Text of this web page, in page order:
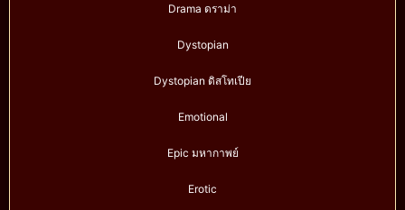
Drama ดราม่า
Dystopian
Dystopian ดิสโทเปีย
Emotional
Epic มหากาพย์
Erotic